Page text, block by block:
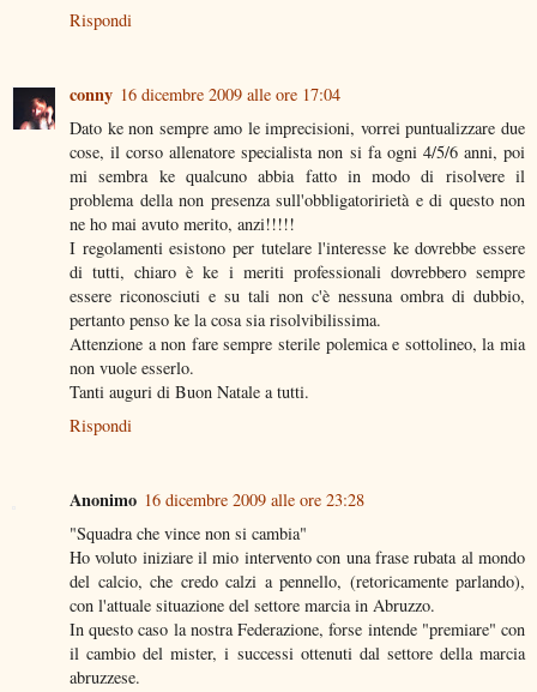
Rispondi
conny 16 dicembre 2009 alle ore 17:04
Dato ke non sempre amo le imprecisioni, vorrei puntualizzare due
cose, il corso allenatore specialista non si fa ogni 4/5/6 anni, poi
mi sembra ke qualcuno abbia fatto in modo di risolvere il
problema della non presenza sull'obbligatoririetà e di questo non
ne ho mai avuto merito, anzi!!!!!
I regolamenti esistono per tutelare l'interesse ke dovrebbe essere
di tutti, chiaro è ke i meriti professionali dovrebbero sempre
essere riconosciuti e su tali non c'è nessuna ombra di dubbio,
pertanto penso ke la cosa sia risolvibilissima.
Attenzione a non fare sempre sterile polemica e sottolineo, la mia
non vuole esserlo.
Tanti auguri di Buon Natale a tutti.
Rispondi
Anonimo 16 dicembre 2009 alle ore 23:28
"Squadra che vince non si cambia"
Ho voluto iniziare il mio intervento con una frase rubata al mondo
del calcio, che credo calzi a pennello, (retoricamente parlando),
con l'attuale situazione del settore marcia in Abruzzo.
In questo caso la nostra Federazione, forse intende "premiare" con
il cambio del mister, i successi ottenuti dal settore della marcia
abruzzese.